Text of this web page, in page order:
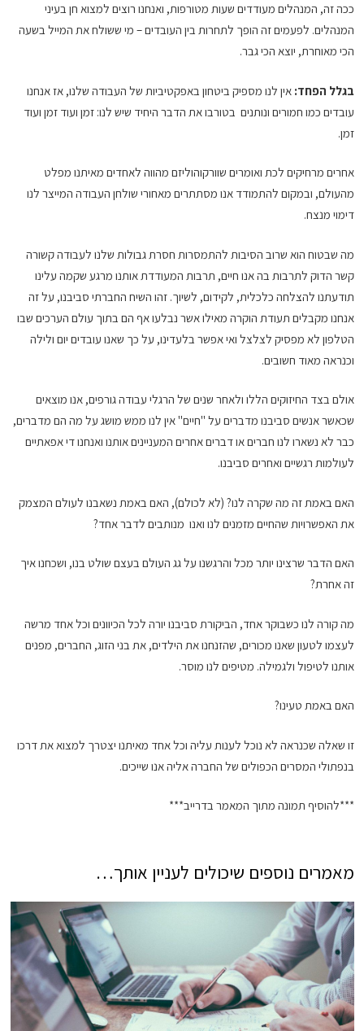
ככה זה, המנהלים מעודדים שעות מטורפות, ואנחנו רוצים למצוא חן בעיני
המנהלים. לפעמים זה הופך לתחרות בין העובדים – מי ששולח את המייל בשעה
הכי מאוחרת, יוצא הכי גבר.
בגלל הפחד:אין לנו מספיק ביטחון באפקטיביות של העבודה שלנו, אז אנחנו
עובדים כמו חמורים ונותנים בטורבו את הדבר היחיד שיש לנו: זמן ועוד זמן ועוד
זמן.
אחרים מרחיקים לכת ואומרים שוורקוהוליזם מהווה לאחדים מאיתנו מפלט
מהעולם, ובמקום להתמודד אנו מסתתרים מאחורי שולחן העבודה המייצר לנו
דימוי מנצח.
מה שבטוח הוא שרוב הסיבות להתמסרות חסרת גבולות שלנו לעבודה קשורה
קשר הדוק לתרבות בה אנו חיים, תרבות המעודדת אותנו מרגע שקמה עלינו
תודעתנו להצלחה כלכלית, לקידום, לשיוך. זהו השיח החברתי סביבנו, על זה
אנחנו מקבלים תעודת הוקרה מאילו אשר נבלעו אף הם בתוך עולם הערכים שבו
הטלפון לא מפסיק לצלצל ואי אפשר בלעדינו, על כך שאנו עובדים יום ולילה
וכנראה מאוד חשובים.
אולם בצד החיזוקים הללו ולאחר שנים של הרגלי עבודה גורפים, אנו מוצאים
שכאשר אנשים סביבנו מדברים על "חיים" אין לנו ממש מושג על מה הם מדברים,
כבר לא נשארו לנו חברים או דברים אחרים המעניינים אותנו ואנחנו די אפאתיים
לעולמות רגשיים ואחרים סביבנו.
האם באמת זה מה שקרה לנו? (לא לכולם), האם באמת נשאבנו לעולם המצמק
את האפשרויות שהחיים מזמנים לנו ואנו מנותבים לדבר אחד?
האם הדבר שרצינו יותר מכל והרגשנו על גג העולם בעצם שולט בנו, ושכחנו איך
זה אחרת?
מה קורה לנו כשבוקר אחד, הביקורת סביבנו יורה לכל הכיוונים וכל אחד מרשה
לעצמו לטעון שאנו מכורים, שהזנחנו את הילדים, את בני הזוג, החברים, מפנים
אותנו לטיפול ולגמילה. מטיפים לנו מוסר.
האם באמת טעינו?
זו שאלה שכנראה לא נוכל לענות עליה וכל אחד מאיתנו יצטרך למצוא את דרכו
בנפתולי המסרים הכפולים של החברה אליה אנו שייכים.
***להוסיף תמונה מתוך המאמר בדרייב***
מאמרים נוספים שיכולים לעניין אותך…